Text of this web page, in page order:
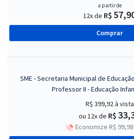
a partir de
12x de R$
Comprar
SME - Secretaria Municipal de
Professor II - Educação
R$ 399,92à vista
ou 12x de R$
Economize R$